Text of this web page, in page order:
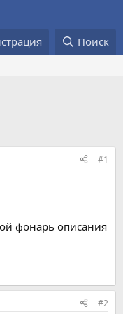
Поиск
#1
фонарь описания
#2